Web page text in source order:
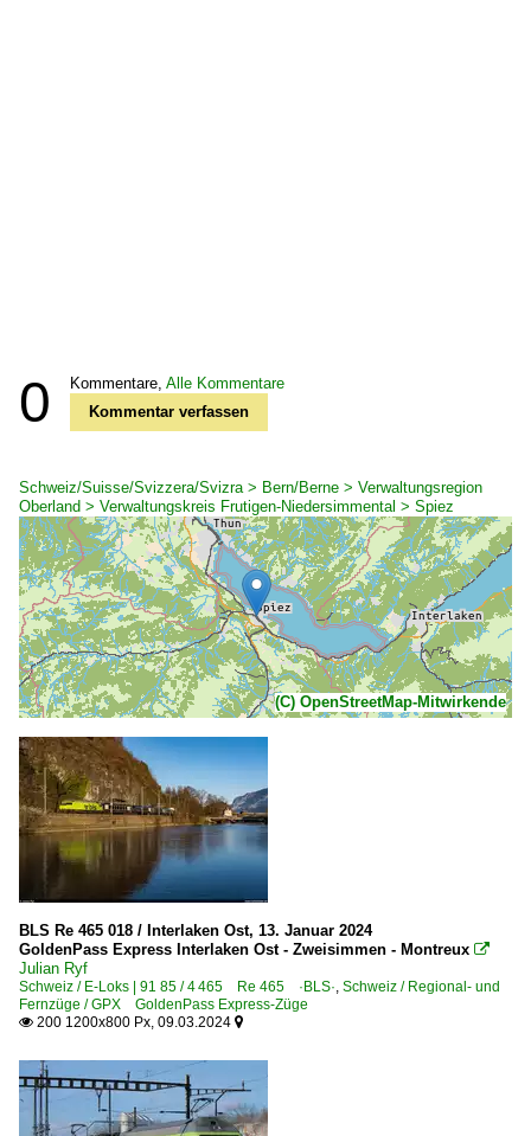
0 Kommentare, Alle Kommentare
Kommentar verfassen
Schweiz/Suisse/Svizzera/Svizra > Bern/Berne > Verwaltungsregion
Oberland > Verwaltungskreis Frutigen-Niedersimmental > Spiez
(C) OpenStreetMap-Mitwirkende
BLS Re 465 018 / Interlaken Ost, 13. Januar 2024
GoldenPass Express Interlaken Ost - Zweisimmen - Montreux 
Julian Ryf
Schweiz / E-Loks | 91 85 / 4 465 Re 465 ·BLS·, Schweiz / Regional- und
Fernzüge / GPX GoldenPass Express-Züge
 200 1200x800 Px, 09.03.2024 